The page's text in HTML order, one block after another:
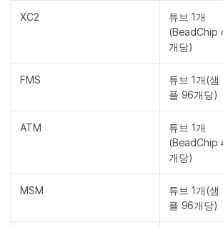
XC2
튜브 1개
(BeadChip
개당)
FMS
튜브 1개(샘
플 96개당)
ATM
튜브 1개
(BeadChip
개당)
MSM
튜브 1개(샘
플 96개당)